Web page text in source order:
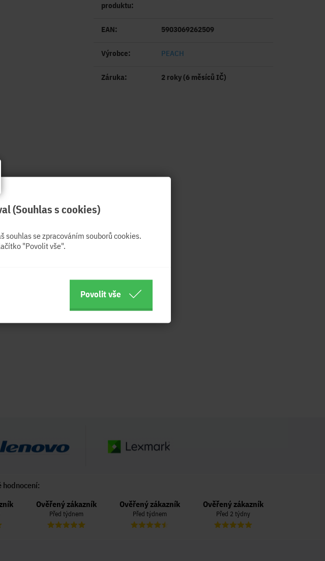
produktu:
EAN: 5903069262509
Výrobce: PEACH
Záruka: 2 roky (6 měsíců IČ)
hodnocení:
Ověřený zákazník
Před týdnem
Ověřený zákazník
Před týdnem
Ověřený zákazník
Před 2 týdny
(Souhlas s cookies)
souhlas se zpracováním souborů cookies.
"Povolit vše".
Povolit vše